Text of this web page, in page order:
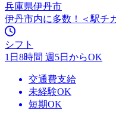
兵庫県伊丹市
伊丹市内に多数！＜駅チ
シフト
1日8時間 週5日からOK
交通費支給
未経験OK
短期OK